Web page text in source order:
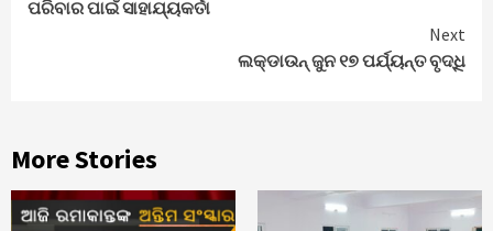
ପରିବାର ପାଇଁ ସାହାଯ୍ୟକର୍ତା
Next
ଲକ୍‌ଡାଉନ୍ ଜୁନ ୧୭ ପର୍ଯ୍ୟନ୍ତ ବୃଦ୍ଧି
More Stories